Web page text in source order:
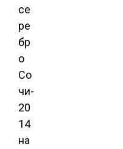
се
ре
бр
о
Со
чи-
20
14
на